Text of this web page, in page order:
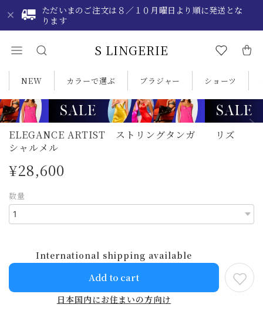
ただいまのご注文は８／１０月曜日より順に発送とな
ります
S LINGERIE
NEW カラーで選ぶ ブラジャー ショーツ
ELEGANCE ARTIST ストリングタンガ リズ
シャルメル
¥28,600
数量
International shipping available
Add to cart
日本国内にお住まいの方向け